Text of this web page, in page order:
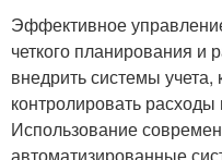
Эффективное
четкого планирования и
внедрить системы
контролировать
Использование